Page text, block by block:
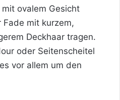
ovalem Gesicht
Fade mit kurzem,
Deckhaar tragen.
oder Seitenscheitel
vor allem um den